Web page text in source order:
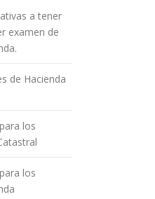
a tener
examen de
de Hacienda
los
los